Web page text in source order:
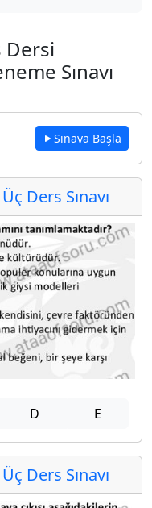
Dersi
Sınavı
Sınava Başla
Ders Sınavı
D E
Ders Sınavı